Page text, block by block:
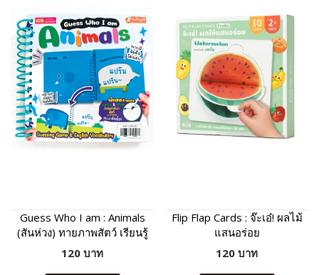
Guess Who I am : Animals
(สันห่วง) ทายภาพสัตว์ เรียนรู้
คำศัพท์และเสียงร้องของสัตว์
120 บาท
Flip Flap Cards : จ๊ะเอ๋! ผลไม้
แสนอร่อย
120 บาท